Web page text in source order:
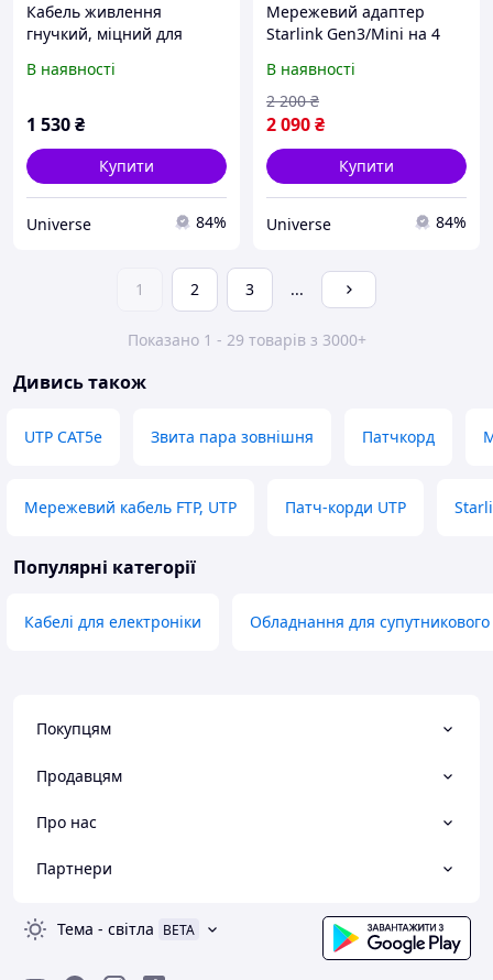
Кабель живлення
гнучкий, міцний для
15 м
В наявності
1 530₴
Купити
Universe 84%
Мережевий адаптер
Starlink Gen3/Mini на 4
передачі до 1Гб/с RJ45
для старлінк
В наявності
2 090₴
2 200 ₴
Купити
Universe 84%
1 2 3 ...
Показано 1 - 29 товарів з 3000+
Дивись також
UTP CAT5e Звита пара зовнішня Патчкорд
Мережевий кабель FTP, UTP Патч-корди UTP
Популярні категорії
Кабелі для електроніки Обладнання для супутникового
Покупцям
Продавцям
Про нас
Партнери
Тема - світла BETA